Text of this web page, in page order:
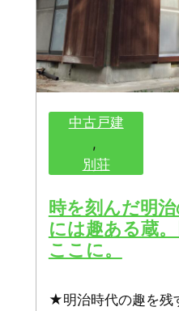
中古戸建
,
別荘
時を刻んだ明
には趣ある蔵
ここに。
★明治時代の趣を残